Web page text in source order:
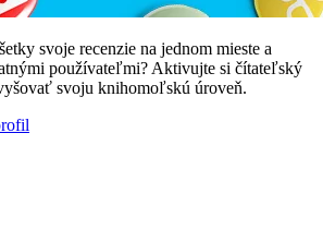
svoje recenzie na jednom mieste a
používateľmi? Aktivujte si čítateľský
svoju knihomoľskú úroveň.